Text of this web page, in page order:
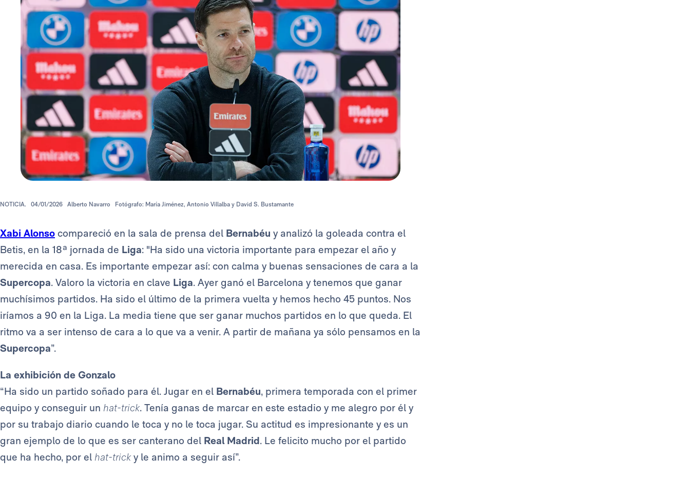
NOTICIA. 04/01/2026 Alberto Navarro Fotógrafo: María Jiménez, Antonio Villalba y David S. Bustamante
Xabi Alonso compareció en la sala de prensa del Bernabéu y analizó la goleada contra el
Betis, en la 18ª jornada de Liga: "Ha sido una victoria importante para empezar el año y
merecida en casa. Es importante empezar así: con calma y buenas sensaciones de cara a la
Supercopa. Valoro la victoria en clave Liga. Ayer ganó el Barcelona y tenemos que ganar
muchísimos partidos. Ha sido el último de la primera vuelta y hemos hecho 45 puntos. Nos
iríamos a 90 en la Liga. La media tiene que ser ganar muchos partidos en lo que queda. El
ritmo va a ser intenso de cara a lo que va a venir. A partir de mañana ya sólo pensamos en la
Supercopa”.
La exhibición de Gonzalo
“Ha sido un partido soñado para él. Jugar en el Bernabéu, primera temporada con el primer
equipo y conseguir un hat-trick. Tenía ganas de marcar en este estadio y me alegro por él y
por su trabajo diario cuando le toca y no le toca jugar. Su actitud es impresionante y es un
gran ejemplo de lo que es ser canterano del Real Madrid. Le felicito mucho por el partido
que ha hecho, por el hat-tricky le animo a seguir así”.